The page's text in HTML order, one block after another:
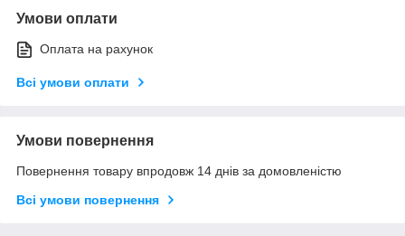
Умови оплати
Оплата на рахунок
Всі умови оплати
Умови повернення
Повернення товару впродовж 14 днів за домовленістю
Всі умови повернення